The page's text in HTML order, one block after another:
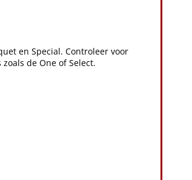
en Special. Controleer voor
de One of Select.